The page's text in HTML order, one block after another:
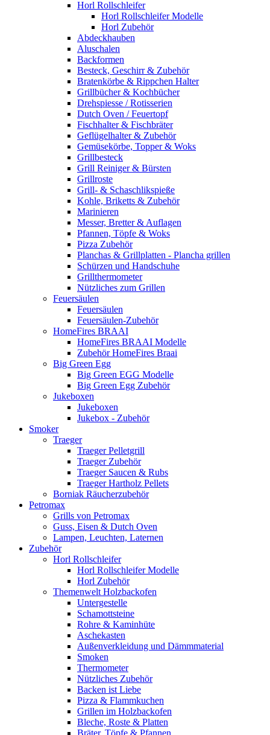
Horl Rollschleifer
Horl Rollschleifer Modelle
Horl Zubehör
Abdeckhauben
Aluschalen
Backformen
Besteck, Geschirr & Zubehör
Bratenkörbe & Rippchen Halter
Grillbücher & Kochbücher
Drehspiesse / Rotisserien
Dutch Oven / Feuertopf
Fischhalter & Fischbräter
Geflügelhalter & Zubehör
Gemüsekörbe, Topper & Woks
Grillbesteck
Grill Reiniger & Bürsten
Grillroste
Grill- & Schaschlikspieße
Kohle, Briketts & Zubehör
Marinieren
Messer, Bretter & Auflagen
Pfannen, Töpfe & Woks
Pizza Zubehör
Planchas & Grillplatten - Plancha grillen
Schürzen und Handschuhe
Grillthermometer
Nützliches zum Grillen
Feuersäulen
Feuersäulen
Feuersäulen-Zubehör
HomeFires BRAAI
HomeFires BRAAI Modelle
Zubehör HomeFires Braai
Big Green Egg
Big Green EGG Modelle
Big Green Egg Zubehör
Jukeboxen
Jukeboxen
Jukebox - Zubehör
Smoker
Traeger
Traeger Pelletgrill
Traeger Zubehör
Traeger Saucen & Rubs
Traeger Hartholz Pellets
Borniak Räucherzubehör
Petromax
Grills von Petromax
Guss, Eisen & Dutch Oven
Lampen, Leuchten, Laternen
Zubehör
Horl Rollschleifer
Horl Rollschleifer Modelle
Horl Zubehör
Themenwelt Holzbackofen
Untergestelle
Schamottsteine
Rohre & Kaminhüte
Aschekasten
Außenverkleidung und Dämmmaterial
Smoken
Thermometer
Nützliches Zubehör
Backen ist Liebe
Pizza & Flammkuchen
Grillen im Holzbackofen
Bleche, Roste & Platten
Bräter, Töpfe & Pfannen